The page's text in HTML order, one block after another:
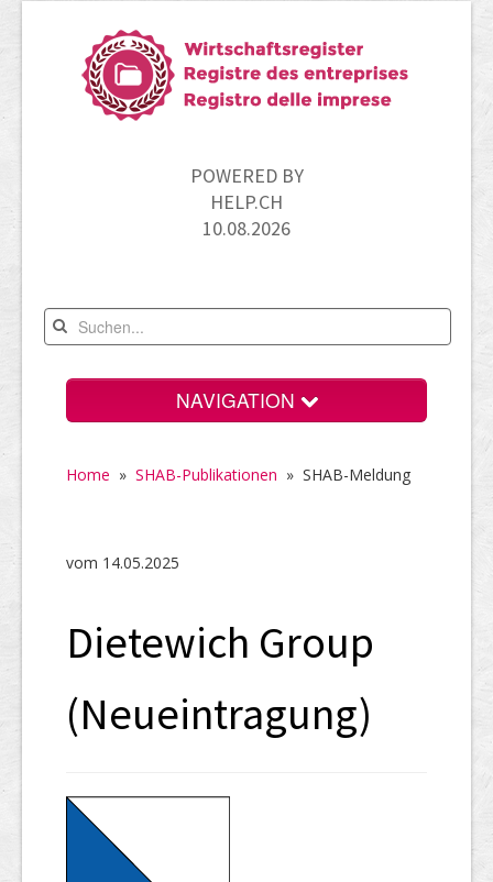
POWERED BY
HELP.CH
10.08.2026
NAVIGATION
UID-Register
Links
Home » SHAB-Publikationen » SHAB-Meldung
vom 14.05.2025
Dietewich Group
(Neueintragung)